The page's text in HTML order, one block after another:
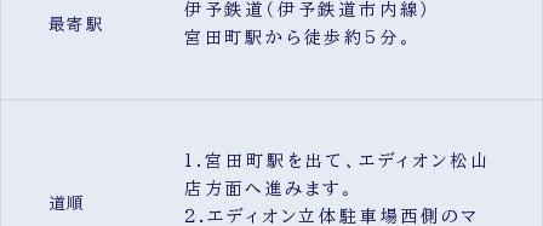
最寄駅
伊予鉄道（伊予鉄道市内線）
宮田町駅から徒歩約5分。
道順
1.宮田町駅を出て、エディオン松山
店方面へ進みます。
2.エディオン立体駐車場西側のマ